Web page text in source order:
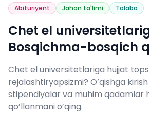
Abituriyent Jahon ta'limi Talaba
Chet el
Bosqichma-bosqich
Chet el universitetlariga hujjat
rejalashtiryapsizmi? O’qishga
stipendiyalar va muhim qadamlar
qo’llanmani o’qing.